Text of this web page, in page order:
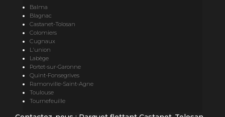
Balma
Blagnac
Castanet-Tolosan
Colomiers
Cugnaux
L'union
Labège
Portet-sur-Garonne
Quint-Fonsegrives
Ramonville-Saint-Agne
Toulouse
Tournefeuille